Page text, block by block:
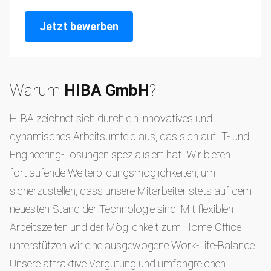
Jetzt bewerben
Warum HIBA GmbH?
HIBA zeichnet sich durch ein innovatives und
dynamisches Arbeitsumfeld aus, das sich auf IT- und
Engineering-Lösungen spezialisiert hat. Wir bieten
fortlaufende Weiterbildungsmöglichkeiten, um
sicherzustellen, dass unsere Mitarbeiter stets auf dem
neuesten Stand der Technologie sind. Mit flexiblen
Arbeitszeiten und der Möglichkeit zum Home-Office
unterstützen wir eine ausgewogene Work-Life-Balance.
Unsere attraktive Vergütung und umfangreichen